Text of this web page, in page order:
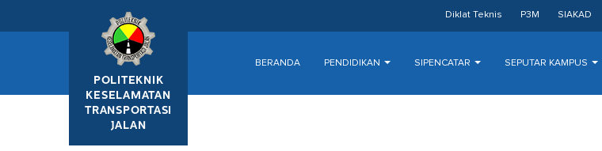
Diklat Teknis P3M SIAKAD
POLITEKNIK
KESELAMATAN
TRANSPORTASI
JALAN
BERANDA PENDIDIKAN SIPENCATAR SEPUTAR KAMPUS